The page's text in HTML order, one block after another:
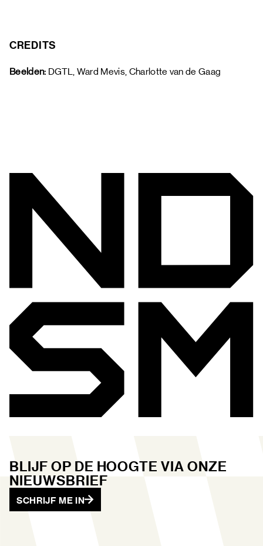
CREDITS
Beelden: DGTL, Ward Mevis, Charlotte van de Gaag
BLIJF OP DE HOOGTE VIA ONZE
NIEUWSBRIEF
SCHRIJF ME IN